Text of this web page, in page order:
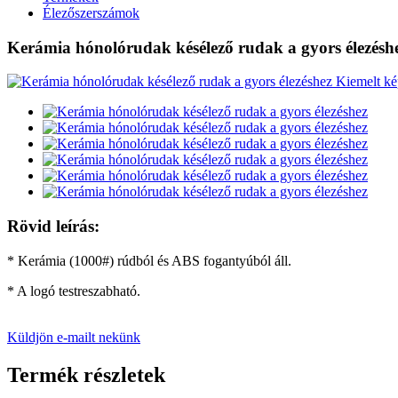
Élezőszerszámok
Kerámia hónolórudak késélező rudak a gyors
Rövid leírás:
* Kerámia (1000#) rúdból és ABS fogantyúból áll.
* A logó testreszabható.
Küldjön e-mailt nekünk
Termék részletek